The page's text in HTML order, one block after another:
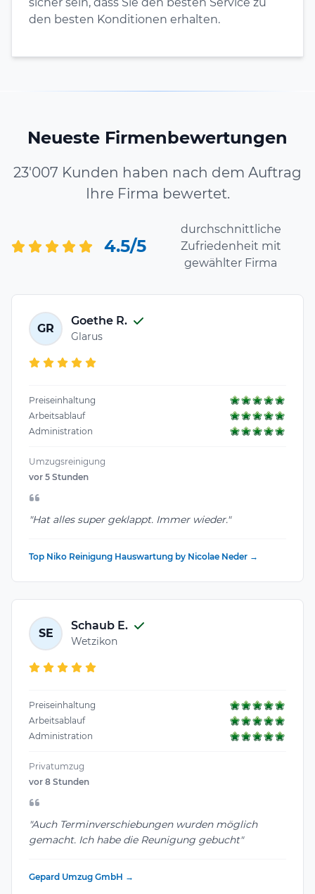
den besten Konditionen erhalten.
Neueste Firmenbewertungen
23'007 Kunden haben nach dem Auftrag
Ihre Firma bewertet.
4.5/5
durchschnittliche
Zufriedenheit mit
gewählter Firma
GR
Goethe R.
Glarus
Preiseinhaltung
Arbeitsablauf
Administration
Umzugsreinigung
vor 5 Stunden
"Hat alles super geklappt. Immer wieder."
Top Niko Reinigung Hauswartung by Nicolae Neder →
SE
Schaub E.
Wetzikon
Preiseinhaltung
Arbeitsablauf
Administration
Privatumzug
vor 8 Stunden
"Auch Terminverschiebungen wurden möglich
gemacht. Ich habe die Reunigung gebucht"
Gepard Umzug GmbH →